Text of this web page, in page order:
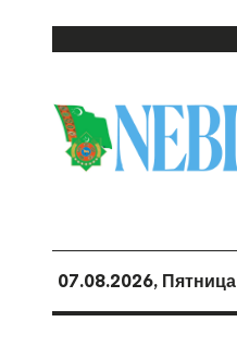
07.08.2026, Пятница